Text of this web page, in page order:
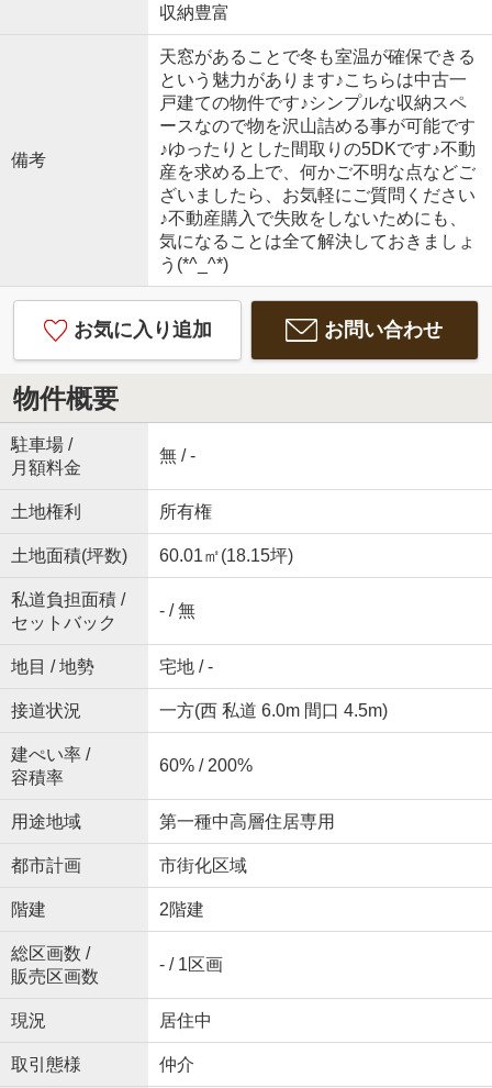
収納豊富
備考
天窓があることで冬も室温が確保できる
という魅力があります♪こちらは中古一
戸建ての物件です♪シンプルな収納スペ
ースなので物を沢山詰める事が可能です
♪ゆったりとした間取りの5DKです♪不動
産を求める上で、何かご不明な点などご
ざいましたら、お気軽にご質問ください
♪不動産購入で失敗をしないためにも、
気になることは全て解決しておきましょ
う(*^_^*)
お気に入り追加 お問い合わせ
物件概要
駐車場 /
月額料金
無 / -
土地権利 所有権
土地面積(坪数) 60.01㎡(18.15坪)
私道負担面積 /
セットバック
- / 無
地目 / 地勢 宅地 / -
接道状況 一方(西 私道 6.0m 間口 4.5m)
建ぺい率 /
容積率
60% / 200%
用途地域 第一種中高層住居専用
都市計画 市街化区域
階建 2階建
総区画数 /
販売区画数
- / 1区画
現況 居住中
取引態様 仲介